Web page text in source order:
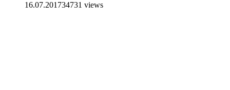
16.07.201734731 views